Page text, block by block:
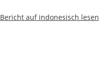
Bericht auf indonesisch lesen